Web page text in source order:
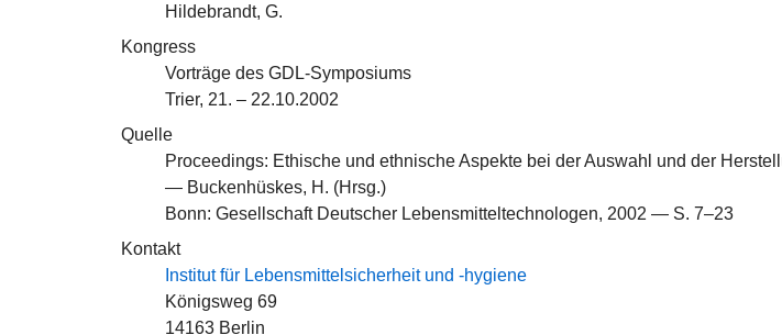
Hildebrandt, G.
Kongress
Vorträge des GDL-Symposiums
Trier, 21. – 22.10.2002
Quelle
Proceedings: Ethische und ethnische Aspekte bei der Auswahl und der
— Buckenhüskes, H. (Hrsg.)
Bonn: Gesellschaft Deutscher Lebensmitteltechnologen, 2002 — S. 7–23
Kontakt
Institut für Lebensmittelsicherheit und -hygiene
Königsweg 69
14163 Berlin